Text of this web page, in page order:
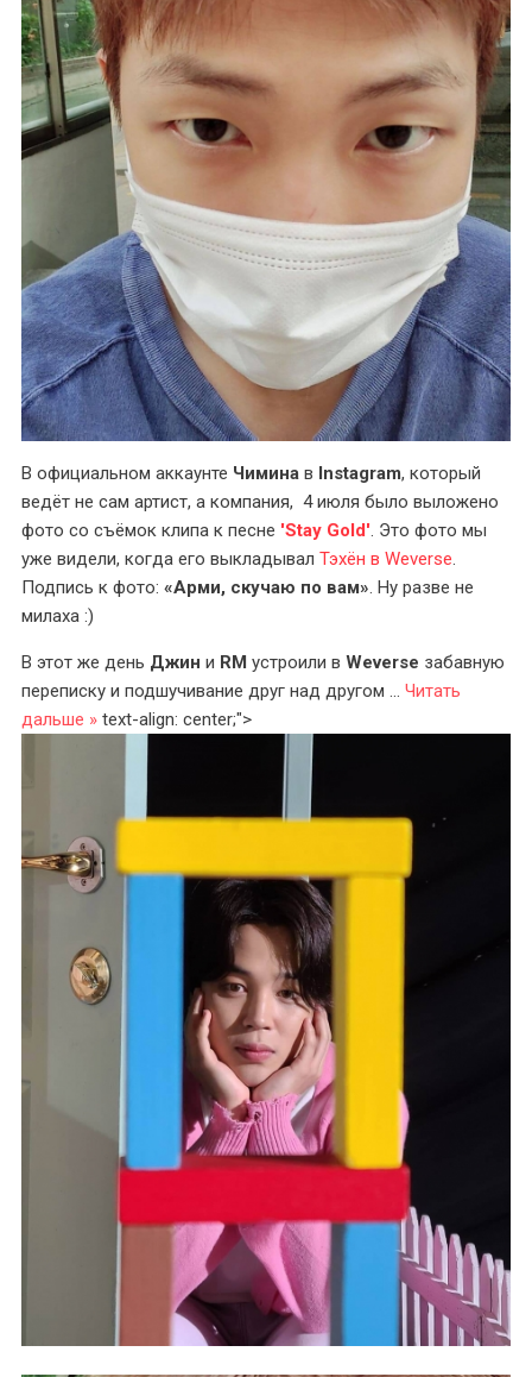
В официальном аккаунте Чимина в Instagram, который
ведёт не сам артист, а компания, 4 июля было выложено
фото со съёмок клипа к песне 'Stay Gold'. Это фото мы
уже видели, когда его выкладывал Тэхён в Weverse.
Подпись к фото: «Арми, скучаю по вам». Ну разве не
милаха :)
В этот же день Джин и RM устроили в Weverse забавную
переписку и подшучивание друг над другом ... Читать
дальше » text-align: center;">